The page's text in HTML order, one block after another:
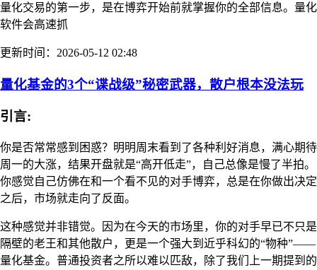
量化交易的第一步，是在博弈开始前就掌握你的全部信息。量化
软件会高速抓
更新时间：2026-05-12 02:48
量化基金的3个“谍战级”秘密武器，散户根本没法玩
引言:
你是否常常感到困惑？明明周末看到了各种利好消息，满心期待
周一的大涨，结果开盘就是“高开低走”，自己总像是慢了半拍。
你感觉自己仿佛在和一个看不见的对手博弈，总是在你做出决定
之后，市场就走向了反面。
这种感觉并非错觉。因为在今天的市场里，你的对手早已不只是
隔壁的老王和其他散户，更是一个强大到近乎科幻的“物种”——
量化基金。普通投资者之所以难以匹敌，除了我们上一期提到的